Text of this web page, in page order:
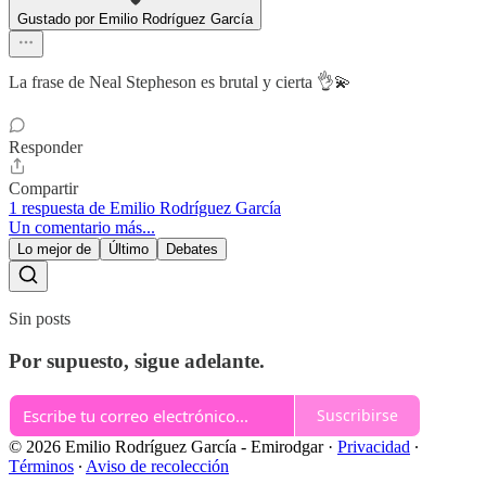
Gustado por Emilio Rodríguez García
La frase de Neal Stepheson es brutal y cierta 👌💫
Responder
Compartir
1 respuesta de Emilio Rodríguez García
Un comentario más...
Lo mejor de Último Debates
Sin posts
Por supuesto, sigue adelante.
Suscribirse
© 2026 Emilio Rodríguez García - Emirodgar· Privacidad ∙
Términos ∙ Aviso de recolección